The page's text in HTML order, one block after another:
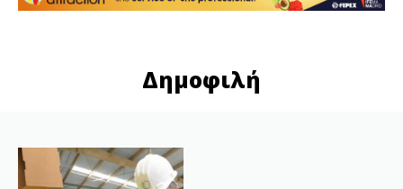
Δημοφιλή